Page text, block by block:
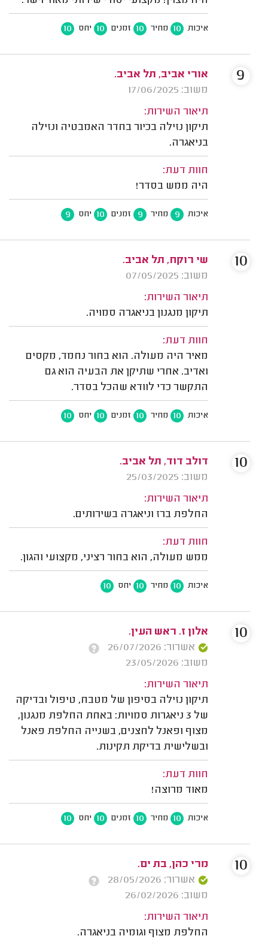
איכות 10 מחיר 10 זמנים 10 יחס 10
אורי אביב, תל אביב.
משוב: 17/06/2025
תיאור השירות:
תיקון נזילה בכיור בחדר האמבטיה ונזילה
בניאגרה.
חוות דעת:
היה ממש בסדר!
איכות 9 מחיר 9 זמנים 10 יחס 9
9
שי רוקח, תל אביב.
משוב: 07/05/2025
תיאור השירות:
תיקון מנגנון בניאגרה סמויה.
חוות דעת:
מאיר היה מעולה. הוא בחור נחמד, מקסים
ואדיב. אחרי שתיקן את הבעיה הוא גם
התקשר כדי לוודא שהכל בסדר.
איכות 10 מחיר 10 זמנים 10 יחס 10
10
דולב דוד, תל אביב.
משוב: 25/03/2025
תיאור השירות:
החלפת ברז וניאגרה בשירותים.
חוות דעת:
ממש מעולה, הוא בחור רציני, מקצועי והגון.
איכות 10 מחיר 10 יחס 10
10
אלון ז. ראש העין.
אשרור: 26/07/2026
משוב: 23/05/2026
תיאור השירות:
תיקון נזילה בסיפון של מטבח, טיפול ובדיקה
של 3 ניאגרות סמויות: באחת החלפת מנגנון,
מצוף ופאנל לחצנים, בשנייה החלפת פאנל
ובשלישית בדיקת תקינות.
חוות דעת:
מאוד מרוצה!
איכות 10 מחיר 10 זמנים 10 יחס 10
10
מרי כהן, בת ים.
אשרור: 28/05/2026
משוב: 26/02/2026
תיאור השירות:
החלפת מצוף וגומיה בניאגרה.
10